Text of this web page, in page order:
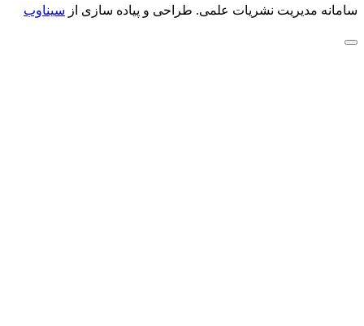
سامانه مدیریت نشریات علمی. طراحی و پیاده سازی از سیناوب